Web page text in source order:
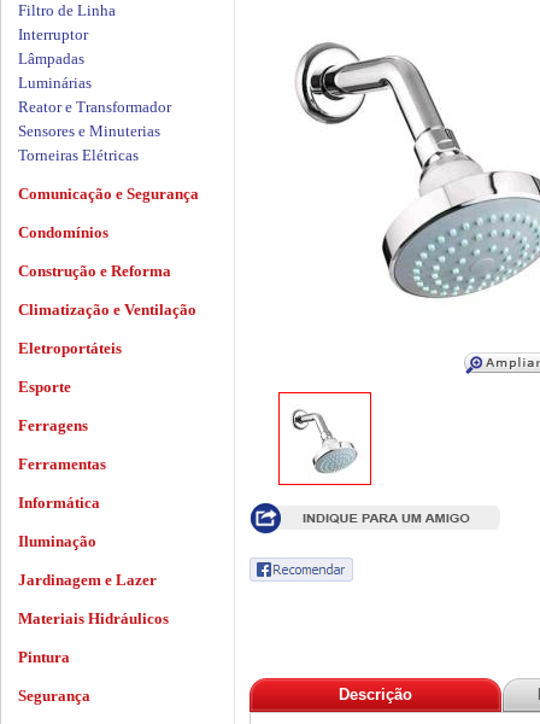
Descrição
Filtro de Linha
Interruptor
Lâmpadas
Luminárias
Reator e Transformador
Sensores e Minuterias
Torneiras Elétricas
Comunicação e Segurança
Condomínios
Construção e Reforma
Climatização e Ventilação
Eletroportáteis
Esporte
Ferragens
Ferramentas
Informática
Iluminação
Jardinagem e Lazer
Materiais Hidráulicos
Pintura
Segurança